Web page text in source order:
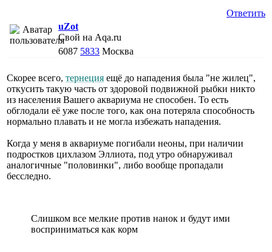
Ответить
uZot
Свой на Aqa.ru
6087 5833 Москва
Скорее всего, тернеция ещё до нападения была "не жилец",
откусить такую часть от здоровой подвижной рыбки никто
из населения Вашего аквариума не способен. То есть
обглодали её уже после того, как она потеряла способность
нормально плавать и не могла избежать нападения.
Когда у меня в аквариуме погибали неоны, при наличии
подростков цихлазом Эллиота, под утро обнаруживал
аналогичные "половинки", либо вообще пропадали
бесследно.
Слишком все мелкие против нанок и будут ими
восприниматься как корм